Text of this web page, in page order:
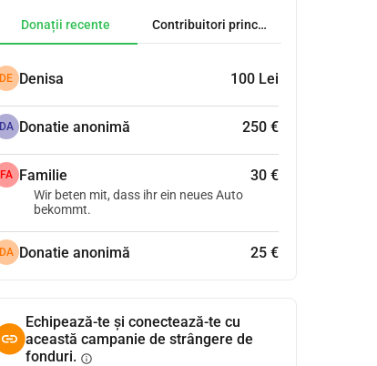
Donații recente Contribuitori principali
DE Denisa 100 Lei
DA Donatie anonimă 250 €
FA Familie 30 €
Wir beten mit, dass ihr ein neues Auto
bekommt.
DA Donatie anonimă 25 €
Echipează-te și conectează-te cu
această campanie de strângere de
fonduri. info